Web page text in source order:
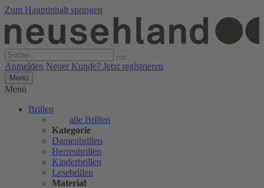
Zum Hauptinhalt springen
Anmelden Neuer Kunde? Jetzt registrieren
Menü
Menü
Brillen
alle Brillen
Kategorie
Damenbrillen
Herrenbrillen
Kinderbrillen
Lesebrillen
Material